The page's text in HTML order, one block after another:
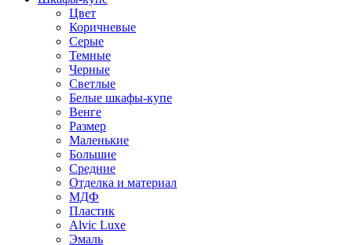
Цвет
Коричневые
Серые
Темные
Черные
Светлые
Белые шкафы-купе
Венге
Размер
Маленькие
Большие
Средние
Отделка и материал
МДФ
Пластик
Alvic Luxe
Эмаль